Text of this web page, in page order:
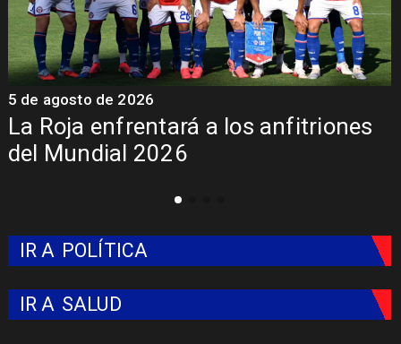
La Roja enfrentará a los anfitriones
del Mundial 2026
5 de agosto de 2026
IR A POLÍTICA
IR A SALUD